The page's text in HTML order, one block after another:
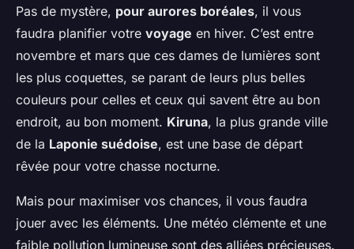
Pas de mystère, pour aurores boréales, il vous
faudra planifier votre voyage en hiver. C’est entre
novembre et mars que ces dames de lumières sont
les plus coquettes, se parant de leurs plus belles
couleurs pour celles et ceux qui savent être au bon
endroit, au bon moment. Kiruna, la plus grande ville
de la Laponie suédoise, est une base de départ
rêvée pour votre chasse nocturne.
Mais pour maximiser vos chances, il vous faudra
jouer avec les éléments. Une météo clémente et une
faible pollution lumineuse sont des alliées précieuses.